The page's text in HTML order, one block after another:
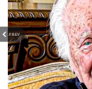
PREV